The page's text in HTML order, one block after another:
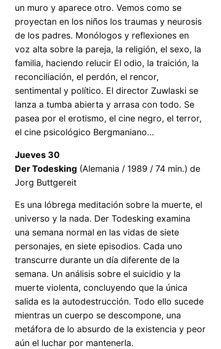
un muro y aparece otro. Vemos como se
proyectan en los niños los traumas y neurosis
de los padres. Monólogos y reflexiones en
voz alta sobre la pareja, la religión, el sexo, la
familia, haciendo relucir El odio, la traición, la
reconciliación, el perdón, el rencor,
sentimental y político. El director Zuwlaski se
lanza a tumba abierta y arrasa con todo. Se
pasea por el erotismo, el cine negro, el terror,
el cine psicológico Bergmaniano…
Jueves 30
Der Todesking (Alemania / 1989 / 74 min.) de
Jorg Buttgereit
Es una lóbrega meditación sobre la muerte, el
universo y la nada. Der Todesking examina
una semana normal en las vidas de siete
personajes, en siete episodios. Cada uno
transcurre durante un día diferente de la
semana. Un análisis sobre el suicidio y la
muerte violenta, concluyendo que la única
salida es la autodestrucción. Todo ello sucede
mientras un cuerpo se descompone, una
metáfora de lo absurdo de la existencia y peor
aún el luchar por mantenerla.